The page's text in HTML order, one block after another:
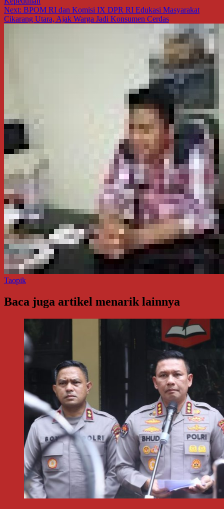
Next: BPOM RI dan Komisi IX DPR RI Edukasi Masyarakat
Cikarang Utara, Ajak Warga Jadi Konsumen Cerdas
Taopik
Baca juga artikel menarik lainnya